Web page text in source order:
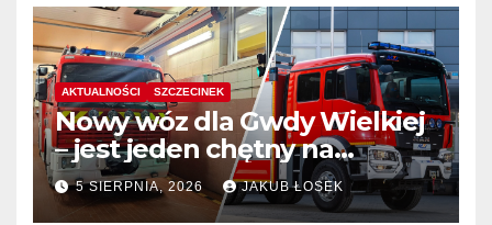
AKTUALNOŚCI SZCZECINEK
Nowy wóz dla Gwdy Wielkiej
– jest jeden chętny na
dostawę
5 SIERPNIA, 2026 JAKUB ŁOSEK